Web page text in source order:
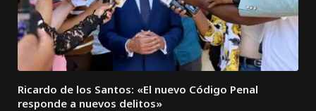
Ricardo de los Santos: «El nuevo Código Penal
responde a nuevos delitos»